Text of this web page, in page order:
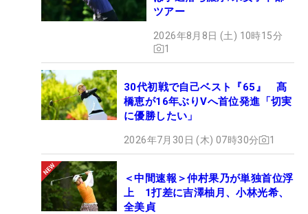
ツアー
2026年8月8日 (土) 10時15分
1
30代初戦で自己ベスト『65』 髙
橋恵が16年ぶりVへ首位発進「切実
に優勝したい」
2026年7月30日 (木) 07時30分 1
＜中間速報＞仲村果乃が単独首位浮
上 1打差に吉澤柚月、小林光希、
全美貞